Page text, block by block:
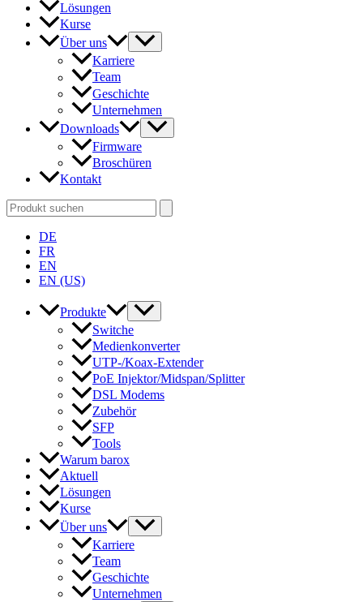
Lösungen
Kurse
Über uns
Karriere
Team
Geschichte
Unternehmen
Downloads
Firmware
Broschüren
Kontakt
Search
for:
DE
FR
EN
EN (US)
Produkte
Switche
Medienkonverter
UTP-/Koax-Extender
PoE Injektor/Midspan/Splitter
DSL Modems
Zubehör
SFP
Tools
Warum barox
Aktuell
Lösungen
Kurse
Über uns
Karriere
Team
Geschichte
Unternehmen